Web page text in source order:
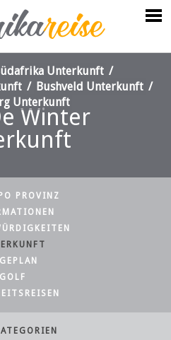
Winter
Unterkunft /
/ Bushveld Unterkunft /
Unterkunft
PROVINZ
GOLF